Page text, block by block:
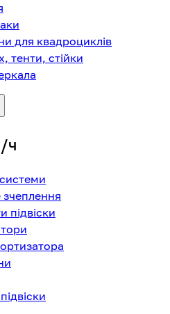
для квадроциклів
тенти, стійки
ч
системи
підвіски